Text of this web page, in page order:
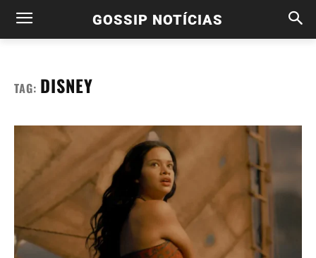
GOSSIP NOTÍCIAS
TAG: DISNEY